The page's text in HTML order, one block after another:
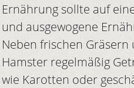
Ernährung sollte auf
und ausgewogene
Neben frischen
Hamster regelmäßig
wie Karotten oder